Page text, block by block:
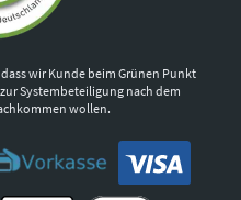
wir Kunde beim Grünen Punkt
Systembeteiligung nach dem
wollen.